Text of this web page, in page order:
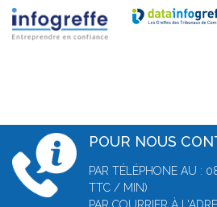
POUR NOUS
PAR TÉLÉPHONE AU :
TTC / MIN)